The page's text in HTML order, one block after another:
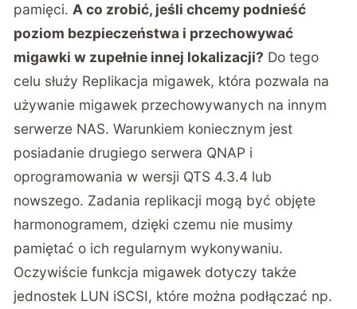
pamięci.A co zrobić, jeśli chcemy podnieść
poziom bezpieczeństwa i przechowywać
migawki w zupełnie innej lokalizacji? Do tego
celu służy Replikacja migawek, która pozwala na
używanie migawek przechowywanych na innym
serwerze NAS. Warunkiem koniecznym jest
posiadanie drugiego serwera QNAP i
oprogramowania w wersji QTS 4.3.4 lub
nowszego. Zadania replikacji mogą być objęte
harmonogramem, dzięki czemu nie musimy
pamiętać o ich regularnym wykonywaniu.
Oczywiście funkcja migawek dotyczy także
jednostek LUN iSCSI, które można podłączać np.